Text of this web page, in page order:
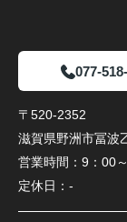
077-
〒520-2352
滋賀県野洲市冨波
営業時間： 9：00
定休日： -